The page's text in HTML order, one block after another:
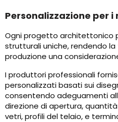
Personalizzazione per
Ogni progetto architettonico
strutturali uniche, rendendo
produzione una
I produttori professionali
personalizzati basati sui
consentendo adeguamenti
direzione di apertura,
vetri, profili del telaio, e